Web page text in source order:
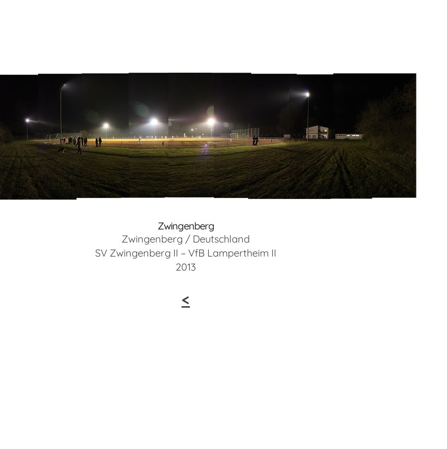
Zwingenberg
Zwingenberg / Deutschland
SV Zwingenberg II – VfB Lampertheim II
2013
<